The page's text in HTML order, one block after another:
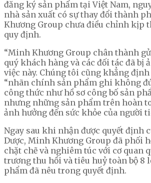
đăng ký sản phẩm tại Việt Nam,
nhà sản xuất có sự thay đổi thành
Khương Group chưa điều chỉnh kịp
quy định.
“Minh Khương Group chân thành
quý khách hàng và các đối tác đã bị
việc này. Chúng tôi cũng khẳng
“nhãn chính sản phẩm ghi không
công thức như hồ sơ công bố sản
nhưng những sản phẩm trên hoàn
ảnh hưởng đến sức khỏe của người
Ngay sau khi nhận được quyết định
Dược, Minh Khương Group đã phối
chặt chẽ và nghiêm túc với cơ quan
trương thu hồi và tiêu huỷ toàn bộ 8
phẩm đã nêu trong quyết định.